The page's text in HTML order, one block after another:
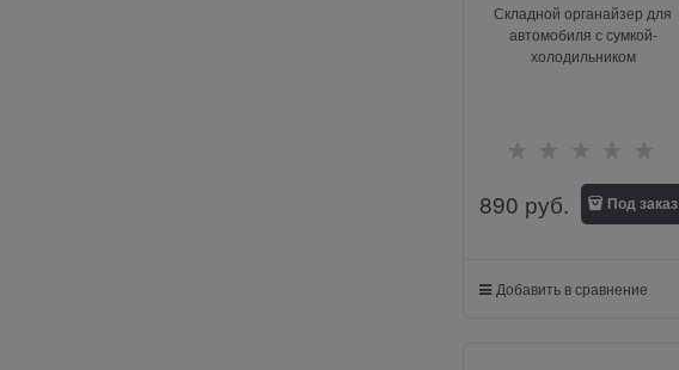
Складной органайзер для
автомобиля с сумкой-
холодильником
890 руб. Под заказ
Добавить в сравнение